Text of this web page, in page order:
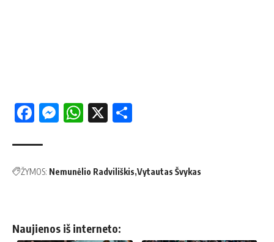
Facebook
Messenger
WhatsApp
X
ŽYMOS: Nemunėlio Radviliškis Vytautas Švykas
Naujienos iš interneto: